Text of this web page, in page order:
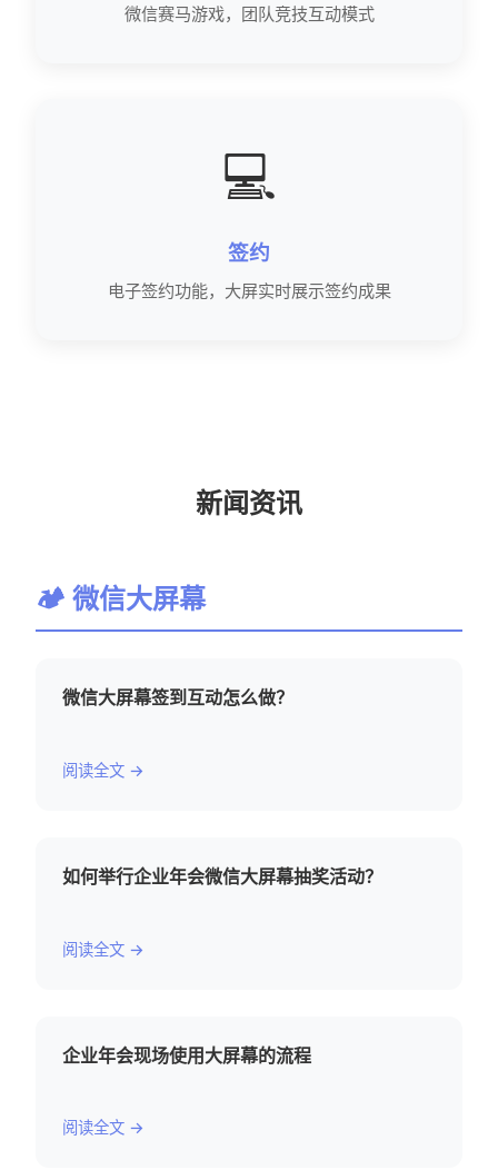
微信赛马游戏，团队竞技互动模式
💻
签约
电子签约功能，大屏实时展示签约成果
新闻资讯
🏕 微信大屏幕
微信大屏幕签到互动怎么做？
阅读全文 →
如何举行企业年会微信大屏幕抽奖活动？
阅读全文 →
企业年会现场使用大屏幕的流程
阅读全文 →